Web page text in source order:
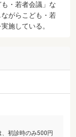
・若者会議」な
がらこども・若
施している。
初診時のみ500円